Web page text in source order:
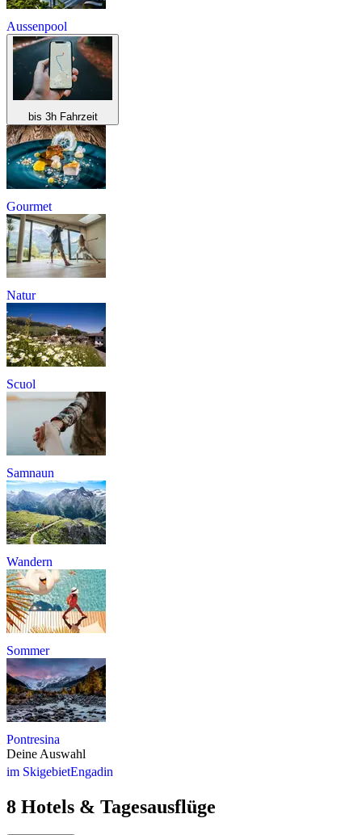
Aussenpool
bis 3h Fahrzeit
Gourmet
Natur
Scuol
Samnaun
Wandern
Sommer
Pontresina
Deine Auswahl
im SkigebietEngadin
8 Hotels & Tagesausflüge